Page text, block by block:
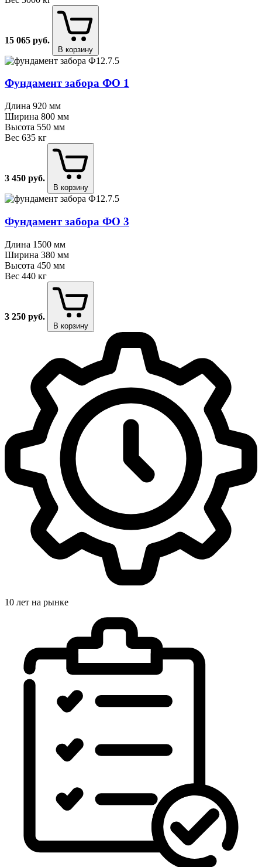
15 065 руб.
В корзину
Фундамент забора ФО 1
Длина 920 мм
Ширина 800 мм
Высота 550 мм
Вес 635 кг
3 450 руб.
В корзину
Фундамент забора ФО 3
Длина 1500 мм
Ширина 380 мм
Высота 450 мм
Вес 440 кг
3 250 руб.
В корзину
10 лет на рынке